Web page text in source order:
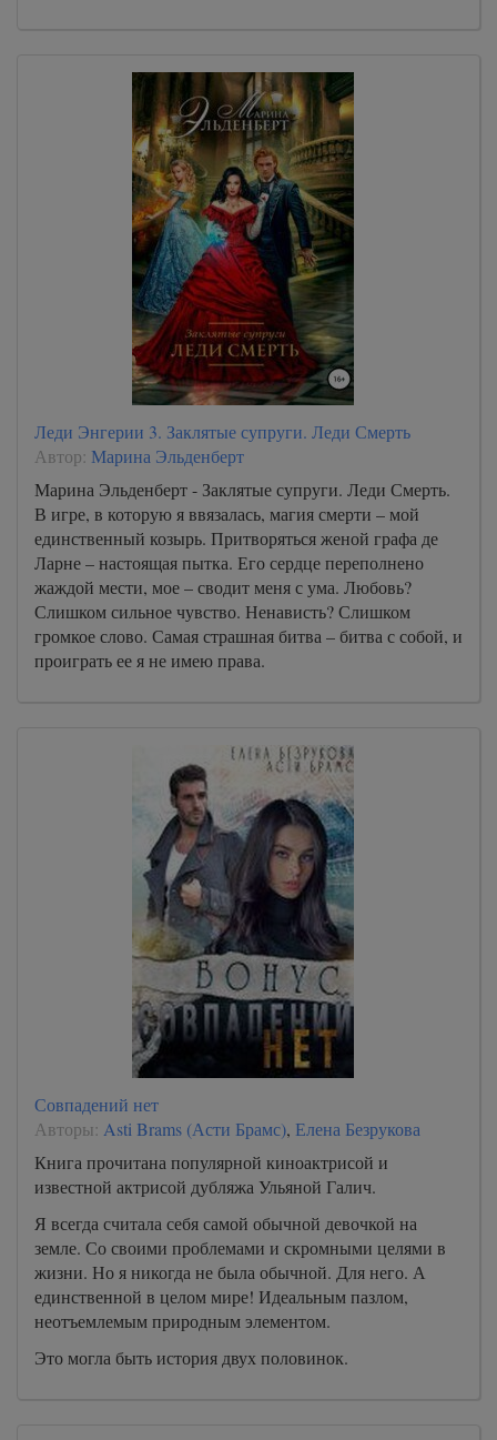
Леди Энгерии 3. Заклятые супруги. Леди Смерть
Автор: Марина Эльденберт
Марина Эльденберт - Заклятые супруги. Леди Смерть.
В игре, в которую я ввязалась, магия смерти – мой
единственный козырь. Притворяться женой графа де
Ларне – настоящая пытка. Его сердце переполнено
жаждой мести, мое – сводит меня с ума. Любовь?
Слишком сильное чувство. Ненависть? Слишком
громкое слово. Самая страшная битва – битва с собой, и
проиграть ее я не имею права.
Совпадений нет
Авторы: Asti Brams (Асти Брамс), Елена Безрукова
Книга прочитана популярной киноактрисой и
известной актрисой дубляжа Ульяной Галич.
Я всегда считала себя самой обычной девочкой на
земле. Со своими проблемами и скромными целями в
жизни. Но я никогда не была обычной. Для него. А
единственной в целом мире! Идеальным пазлом,
неотъемлемым природным элементом.
Это могла быть история двух половинок.